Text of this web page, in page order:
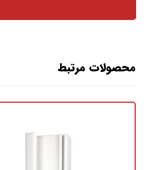
محصولات مرتبط